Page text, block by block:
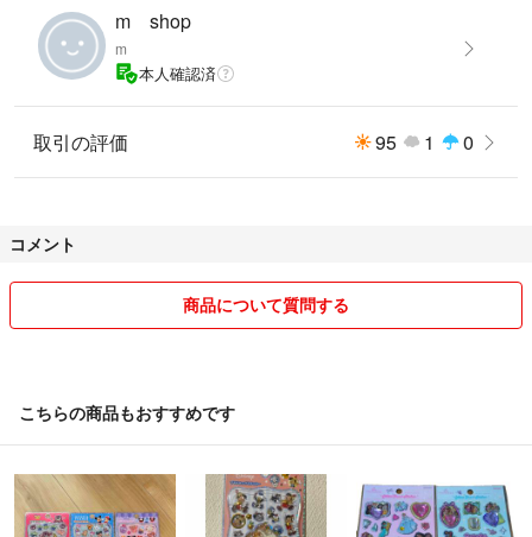
m shop
m
本人確認済
取引の評価 95 1 0
コメント
商品について質問する
こちらの商品もおすすめです